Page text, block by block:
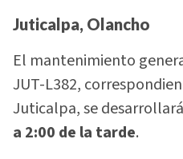
Juticalpa, Olancho
El mantenimiento
JUT-L382,
Juticalpa, se
a 2:00 de la tarde.